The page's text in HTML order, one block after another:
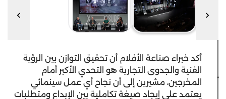
أكد خبراء صناعة الأفلام أن تحقيق التوازن بين الرؤية
الفنية والجدوى التجارية هو التحدي الأكبر أمام
المخرجين، مشيرين إلى أن نجاح أي عمل سينمائي
يعتمد على إيجاد صيغة تكاملية بين الإبداع ومتطلبات